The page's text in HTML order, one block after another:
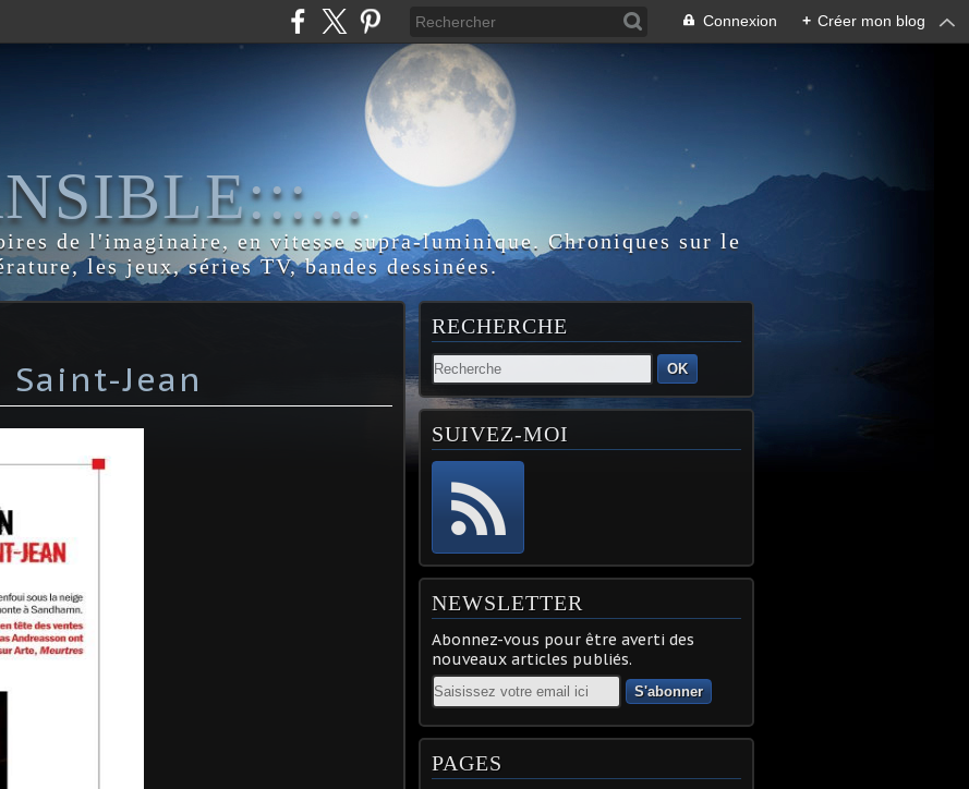
Connexion + Créer mon blog
de l'imaginaire, en vitesse supra-luminique. Chroniques sur le
les jeux, séries TV, bandes dessinées.
Jean
RECHERCHE
OK
SUIVEZ-MOI
NEWSLETTER
Abonnez-vous pour être averti des
nouveaux articles publiés.
Email
PAGES